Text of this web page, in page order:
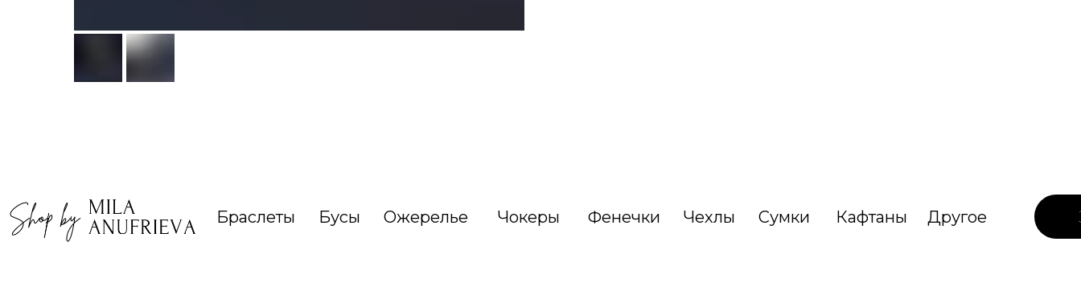
Браслеты Бусы Ожерелье Чокеры Фенечки Чехлы Сумки Кафтаны Другое